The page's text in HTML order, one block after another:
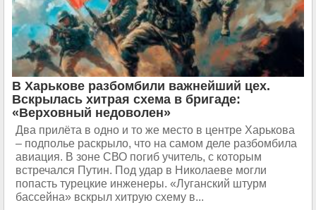
В Харькове разбомбили важнейший цех.
Вскрылась хитрая схема в бригаде:
«Верховный недоволен»
Два прилёта в одно и то же место в центре Харькова
– подполье раскрыло, что на самом деле разбомбила
авиация. В зоне СВО погиб учитель, с которым
встречался Путин. Под удар в Николаеве могли
попасть турецкие инженеры. «Луганский штурм
бассейна» вскрыл хитрую схему в...